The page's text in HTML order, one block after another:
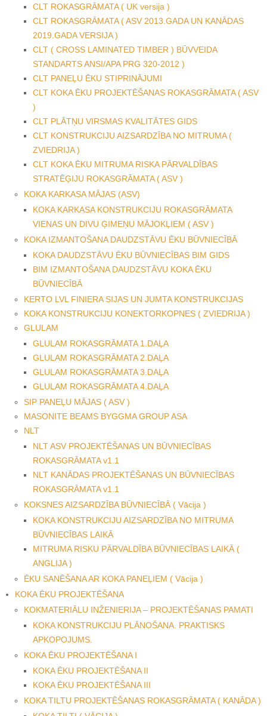
CLT ROKASGRĀMATA ( UK versija )
CLT ROKASGRĀMATA ( ASV 2013.GADA UN KANĀDAS
2019.GADA VERSIJA )
CLT ( CROSS LAMINATED TIMBER ) BŪVVEIDA
STANDARTS ANSI/APA PRG 320-2012 )
CLT PANEĻU ĒKU STIPRINĀJUMI
CLT KOKA ĒKU PROJEKTĒŠANAS ROKASGRĀMATA ( ASV
)
CLT PLĀTŅU VIRSMAS KVALITĀTES GIDS
CLT KONSTRUKCIJU AIZSARDZĪBA NO MITRUMA (
ZVIEDRIJA )
CLT KOKA ĒKU MITRUMA RISKA PĀRVALDĪBAS
STRATĒĢIJU ROKASGRĀMATA ( ASV )
KOKA KARKASA MĀJAS (ASV)
KOKA KARKASA KONSTRUKCIJU ROKASGRĀMATA
VIENAS UN DIVU ĢIMEŅU MĀJOKĻIEM ( ASV )
KOKA IZMANTOŠANA DAUDZSTĀVU ĒKU BŪVNIECĪBĀ
KOKA DAUDZSTĀVU ĒKU BŪVNIECĪBAS BIM GIDS
BIM IZMANTOŠANA DAUDZSTĀVU KOKA ĒKU
BŪVNIECĪBĀ
KERTO LVL FINIERA SIJAS UN JUMTA KONSTRUKCIJAS
KOKA KONSTRUKCIJU KONEKTORKOPNES ( ZVIEDRIJA )
GLULAM
GLULAM ROKASGRĀMATA 1.DAĻA
GLULAM ROKASGRĀMATA 2.DAĻA
GLULAM ROKASGRĀMATA 3.DAĻA
GLULAM ROKASGRĀMATA 4.DAĻA
SIP PANEĻU MĀJAS ( ASV )
MASONITE BEAMS BYGGMA GROUP ASA
NLT
NLT ASV PROJEKTĒŠANAS UN BŪVNIECĪBAS
ROKASGRĀMATA v1.1
NLT KANĀDAS PROJEKTĒŠANAS UN BŪVNIECĪBAS
ROKASGRĀMATA v1.1
KOKSNES AIZSARDZĪBA BŪVNIECĪBĀ ( Vācija )
KOKA KONSTRUKCIJU AIZSARDZĪBA NO MITRUMA
BŪVNIECĪBAS LAIKĀ
MITRUMA RISKU PĀRVALDĪBA BŪVNIECĪBAS LAIKĀ (
ANGLIJA )
ĒKU SANĒŠANA AR KOKA PANEĻIEM ( Vācija )
KOKA ĒKU PROJEKTĒŠANA
KOKMATERIĀLU INŽENIERIJA – PROJEKTĒŠANAS PAMATI
KOKA KONSTRUKCIJU PLĀNOŠANA. PRAKTISKS
APKOPOJUMS.
KOKA ĒKU PROJEKTĒŠANA I
KOKA ĒKU PROJEKTĒŠANA II
KOKA ĒKU PROJEKTĒŠANA III
KOKA TILTU PROJEKTĒŠANAS ROKASGRĀMATA ( KANĀDA )